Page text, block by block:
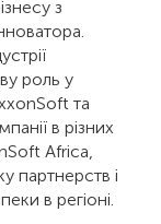
з
роль у
та
в різних
Africa,
партнерств і
в регіоні.